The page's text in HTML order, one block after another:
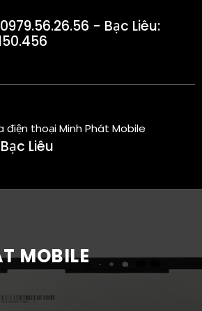
- Bạc Liêu:
điện thoại Minh Phát Mobile
Liêu
MOBILE